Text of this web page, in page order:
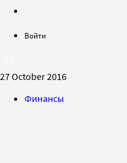
Войти
27 October 2016
Финансы